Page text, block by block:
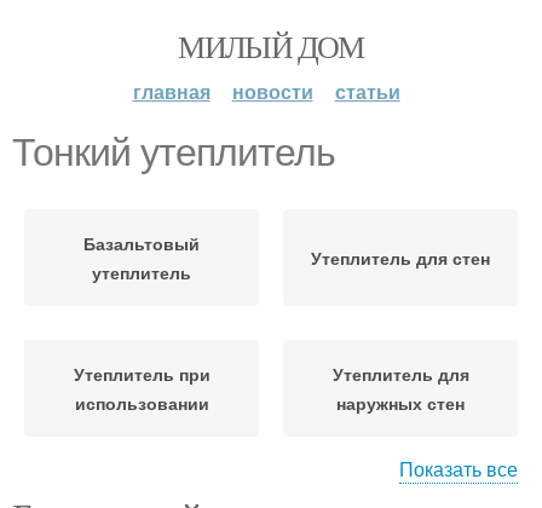
МИЛЫЙ ДОМ
главная новости статьи
Тонкий утеплитель
Базальтовый
утеплитель
Утеплитель для стен
Утеплитель при
использовании
Утеплитель для
наружных стен
Показать все